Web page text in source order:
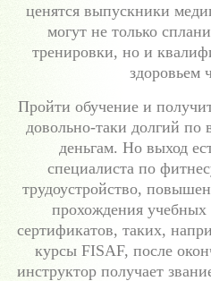
ценятся выпускники
могут не только
тренировки, но и
здоровьем
Пройти обучение и
довольно-таки долгий по
деньгам. Но выход
специалиста по
трудоустройство,
прохождения учебных
сертификатов, таких,
курсы FISAF, после
инструктор получает